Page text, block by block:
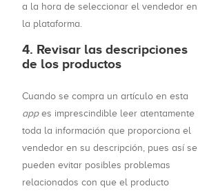
a la hora de seleccionar el vendedor en
la plataforma.
4. Revisar las descripciones
de los productos
Cuando se compra un artículo en esta
appes imprescindible leer atentamente
toda la información que proporciona el
vendedor en su descripción, pues así se
pueden evitar posibles problemas
relacionados con que el producto